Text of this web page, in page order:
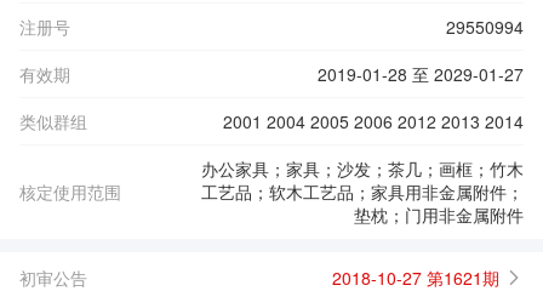
注册号
29550994
有效期
2019-01-28 至 2029-01-27
类似群组
2001 2004 2005 2006 2012 2013 2014
核定使用范围
办公家具；家具；沙发；茶几；画框；竹木
工艺品；软木工艺品；家具用非金属附件；
垫枕；门用非金属附件
初审公告 2018-10-27 第1621期